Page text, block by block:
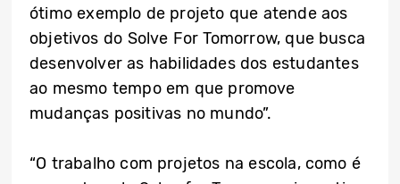
ótimo exemplo de projeto que atende aos
objetivos do Solve For Tomorrow, que busca
desenvolver as habilidades dos estudantes
ao mesmo tempo em que promove
mudanças positivas no mundo”.
“O trabalho com projetos na escola, como é